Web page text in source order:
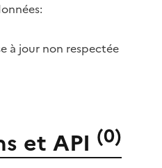
à jour non respectée
et API (0)